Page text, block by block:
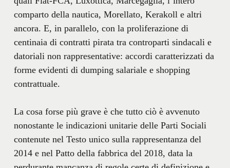
comparto della nautica, Morellato, Kerakoll e altri
ancora. E, in parallelo, con la proliferazione di
centinaia di contratti pirata tra controparti sindacali e
datoriali non rappresentative: accordi caratterizzati da
forme evidenti di dumping salariale e shopping
contrattuale.
La cosa forse più grave è che tutto ciò è avvenuto
nonostante le indicazioni unitarie delle Parti Sociali
contenute nel Testo unico sulla rappresentanza del
2014 e nel Patto della fabbrica del 2018, data la